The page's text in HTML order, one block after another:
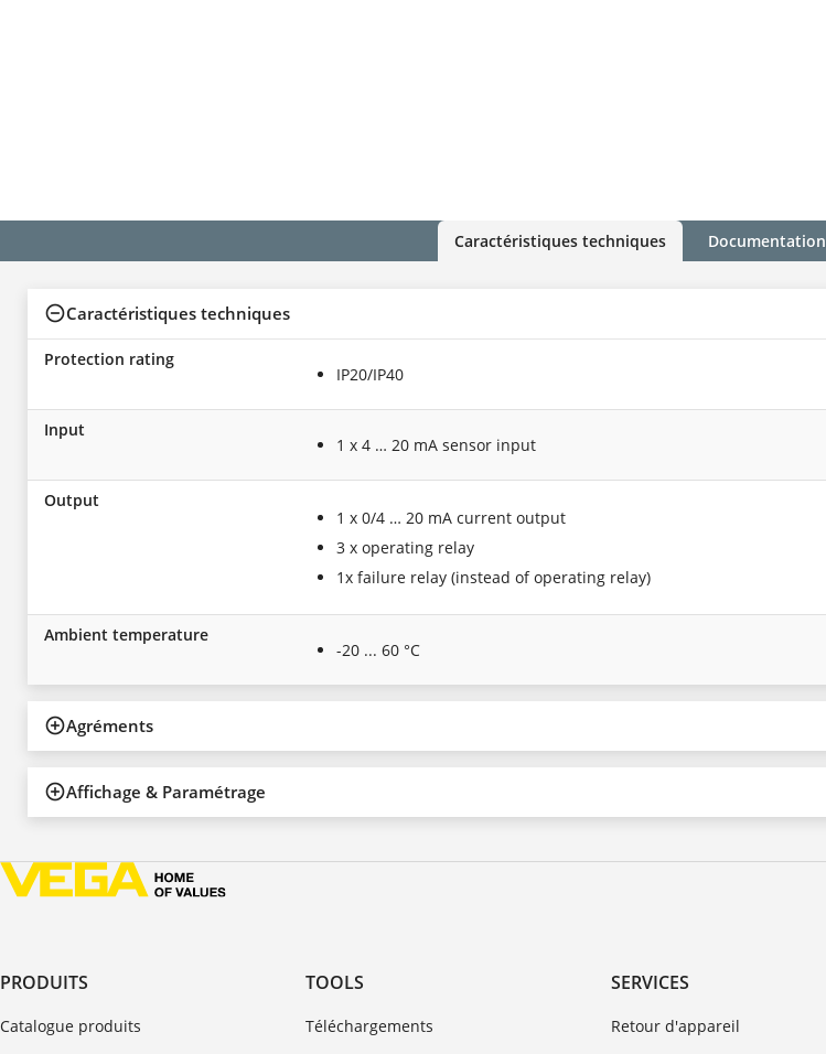
Caractéristiques techniques Documentation
Caractéristiques techniques
Protection rating
IP20/IP40
Input
1 x 4 … 20 mA sensor input
Output
1 x 0/4 … 20 mA current output
3 x operating relay
1x failure relay (instead of operating relay)
Ambient temperature
-20 ... 60 °C
Agréments
Affichage & Paramétrage
PRODUITS
Catalogue produits
TOOLS
Téléchargements
SERVICES
Retour d'appareil